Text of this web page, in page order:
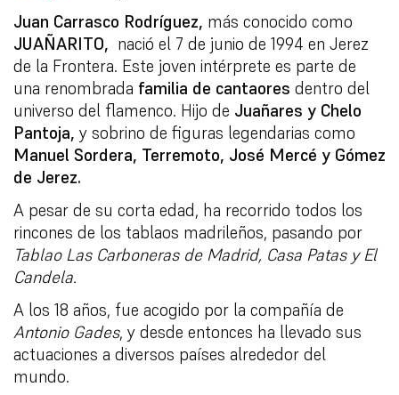
Juan Carrasco Rodríguez, más conocido como
JUAÑARITO, nació el 7 de junio de 1994 en Jerez
de la Frontera. Este joven intérprete es parte de
una renombrada familia de cantaores dentro del
universo del flamenco. Hijo de Juañares y Chelo
Pantoja, y sobrino de figuras legendarias como
Manuel Sordera, Terremoto, José Mercé y Gómez
de Jerez.
A pesar de su corta edad, ha recorrido todos los
rincones de los tablaos madrileños, pasando por
Tablao Las Carboneras de Madrid, Casa Patas y El
Candela.
A los 18 años, fue acogido por la compañía de
Antonio Gades, y desde entonces ha llevado sus
actuaciones a diversos países alrededor del
mundo.